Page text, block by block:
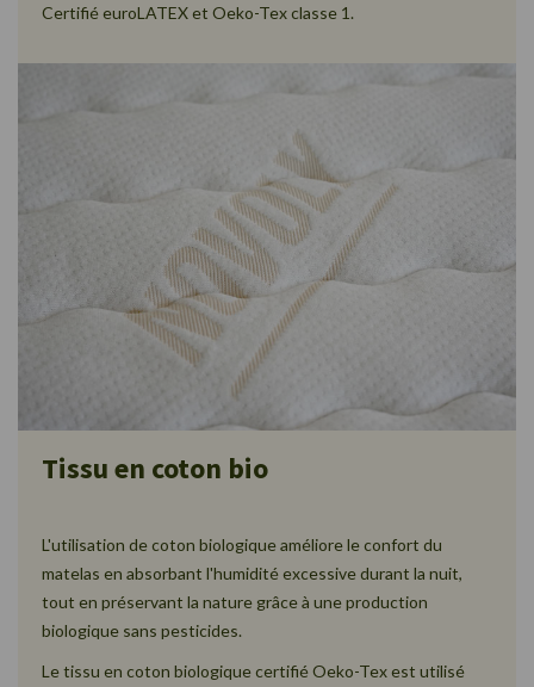
Certifié euroLATEX et Oeko-Tex classe 1.
Tissu en coton bio
L'utilisation de coton biologique améliore le confort du
matelas en absorbant l'humidité excessive durant la nuit,
tout en préservant la nature grâce à une production
biologique sans pesticides.
Le tissu en coton biologique certifié Oeko-Tex est utilisé